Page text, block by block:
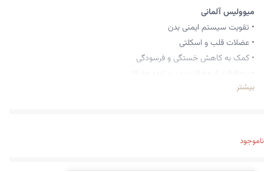
میوولیس آلمانی
• تقویت سیستم ایمنی بدن
• عضلات قلب و اسکلتی
• کمک به کاهش خستگی و فرسودگی
• محافظت از عضلات بدن و توده عضلانی
• حفظ و کمک به سلامت پوست و مو
بیشتر
ناموجود